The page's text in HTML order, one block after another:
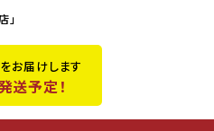
」
お届けします
送予定！